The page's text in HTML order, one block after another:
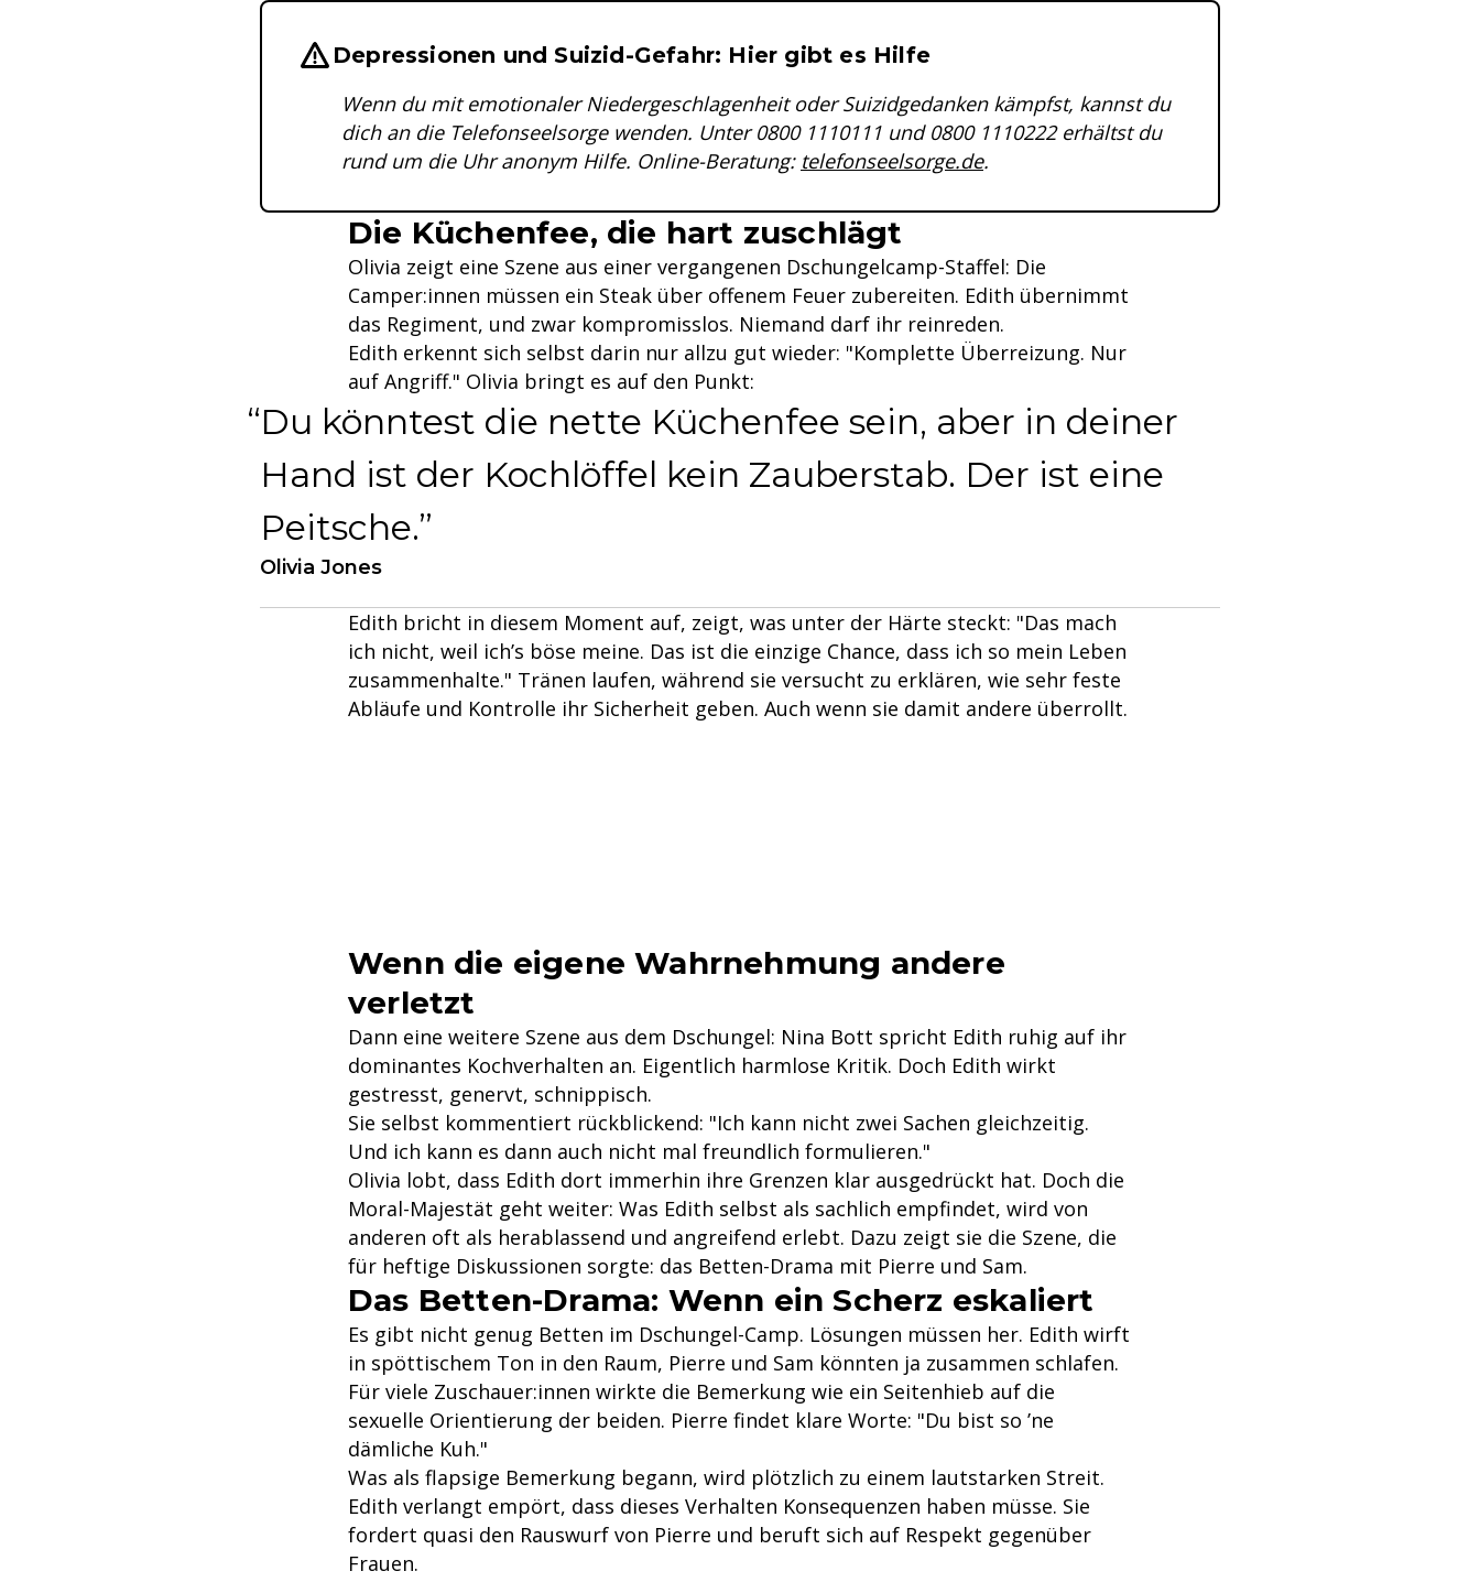
Wichtige Hinweise & Informationen zum Inhalt
Depressionen und Suizid-Gefahr: Hier gibt es Hilfe
Wenn du mit emotionaler Niedergeschlagenheit oder Suizidgedanken kämpfst, kannst du
dich an die Telefonseelsorge wenden. Unter 0800 1110111 und 0800 1110222 erhältst du
rund um die Uhr anonym Hilfe. Online-Beratung: telefonseelsorge.de.
Die Küchenfee, die hart zuschlägt
Olivia zeigt eine Szene aus einer vergangenen Dschungelcamp-Staffel: Die
Camper:innen müssen ein Steak über offenem Feuer zubereiten. Edith übernimmt
das Regiment, und zwar kompromisslos. Niemand darf ihr reinreden.
Edith erkennt sich selbst darin nur allzu gut wieder: "Komplette Überreizung. Nur
auf Angriff." Olivia bringt es auf den Punkt:
Du könntest die nette Küchenfee sein, aber in deiner
Hand ist der Kochlöffel kein Zauberstab. Der ist eine
Peitsche.
Olivia Jones
Edith bricht in diesem Moment auf, zeigt, was unter der Härte steckt: "Das mach
ich nicht, weil ich’s böse meine. Das ist die einzige Chance, dass ich so mein Leben
zusammenhalte." Tränen laufen, während sie versucht zu erklären, wie sehr feste
Abläufe und Kontrolle ihr Sicherheit geben. Auch wenn sie damit andere überrollt.
Wenn die eigene Wahrnehmung andere
verletzt
Dann eine weitere Szene aus dem Dschungel: Nina Bott spricht Edith ruhig auf ihr
dominantes Kochverhalten an. Eigentlich harmlose Kritik. Doch Edith wirkt
gestresst, genervt, schnippisch.
Sie selbst kommentiert rückblickend: "Ich kann nicht zwei Sachen gleichzeitig.
Und ich kann es dann auch nicht mal freundlich formulieren."
Olivia lobt, dass Edith dort immerhin ihre Grenzen klar ausgedrückt hat. Doch die
Moral-Majestät geht weiter: Was Edith selbst als sachlich empfindet, wird von
anderen oft als herablassend und angreifend erlebt. Dazu zeigt sie die Szene, die
für heftige Diskussionen sorgte: das Betten-Drama mit Pierre und Sam.
Das Betten-Drama: Wenn ein Scherz eskaliert
Es gibt nicht genug Betten im Dschungel-Camp. Lösungen müssen her. Edith wirft
in spöttischem Ton in den Raum, Pierre und Sam könnten ja zusammen schlafen.
Für viele Zuschauer:innen wirkte die Bemerkung wie ein Seitenhieb auf die
sexuelle Orientierung der beiden. Pierre findet klare Worte: "Du bist so ’ne
dämliche Kuh."
Was als flapsige Bemerkung begann, wird plötzlich zu einem lautstarken Streit.
Edith verlangt empört, dass dieses Verhalten Konsequenzen haben müsse. Sie
fordert quasi den Rauswurf von Pierre und beruft sich auf Respekt gegenüber
Frauen.